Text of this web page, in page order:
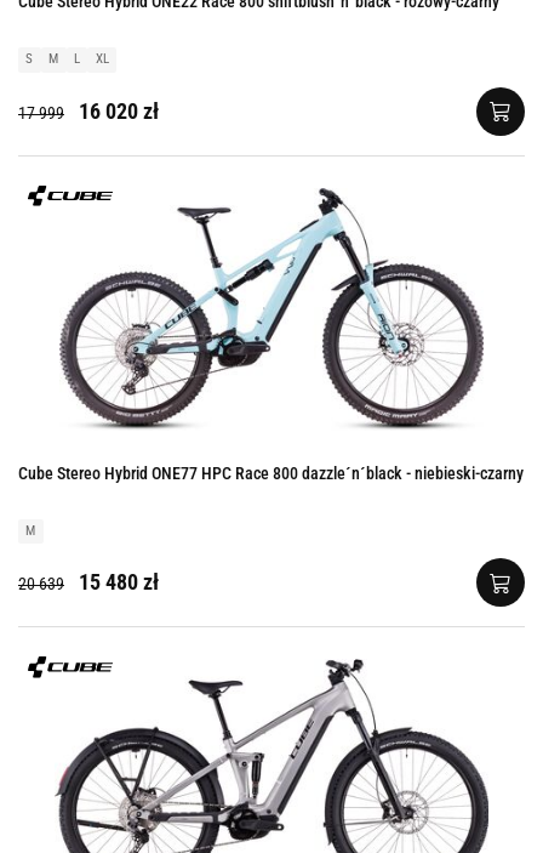
S M L XL
17 999 16 020 zł
Cube Stereo Hybrid ONE77 HPC Race 800 dazzle´n´black - niebieski-czarny
M
20 639 15 480 zł